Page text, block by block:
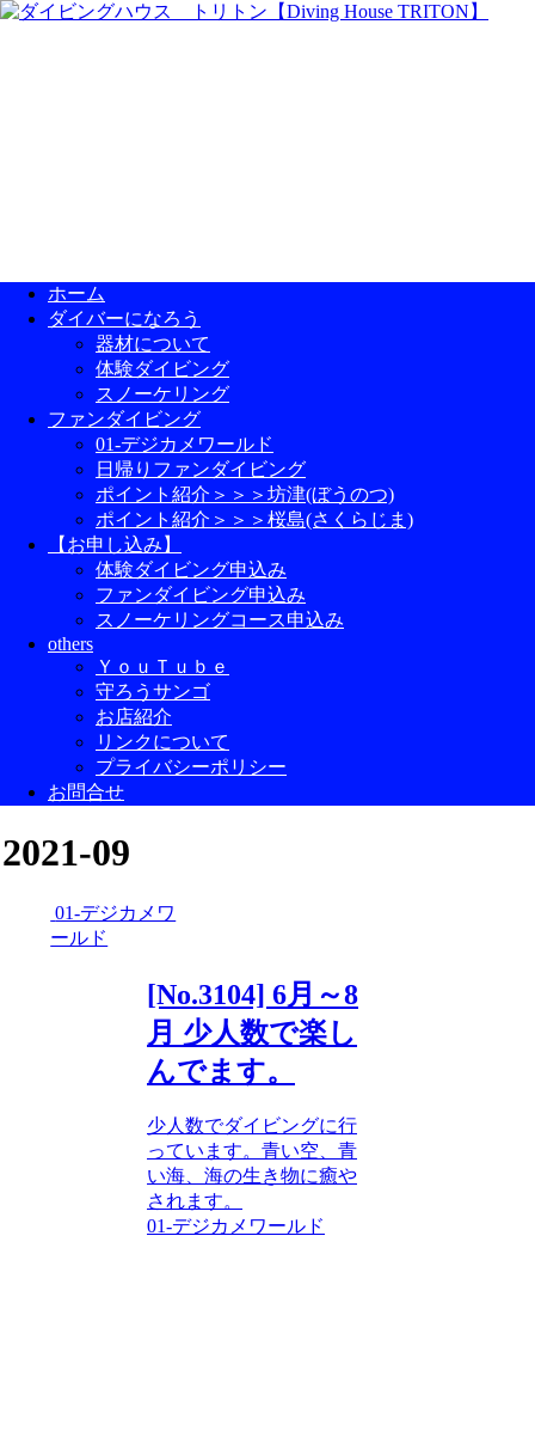
ホーム
ダイバーになろう
器材について
体験ダイビング
スノーケリング
ファンダイビング
01-デジカメワールド
日帰りファンダイビング
ポイント紹介＞＞＞坊津(ぼうのつ)
ポイント紹介＞＞＞桜島(さくらじま)
【お申し込み】
体験ダイビング申込み
ファンダイビング申込み
スノーケリングコース申込み
others
ＹｏｕＴｕｂｅ
守ろうサンゴ
お店紹介
リンクについて
プライバシーポリシー
お問合せ
2021-09
01-デジカメワ
ールド
[No.3104] 6月～8
月 少人数で楽し
んでます。
少人数でダイビングに行
っています。青い空、青
い海、海の生き物に癒や
されます。
01-デジカメワールド